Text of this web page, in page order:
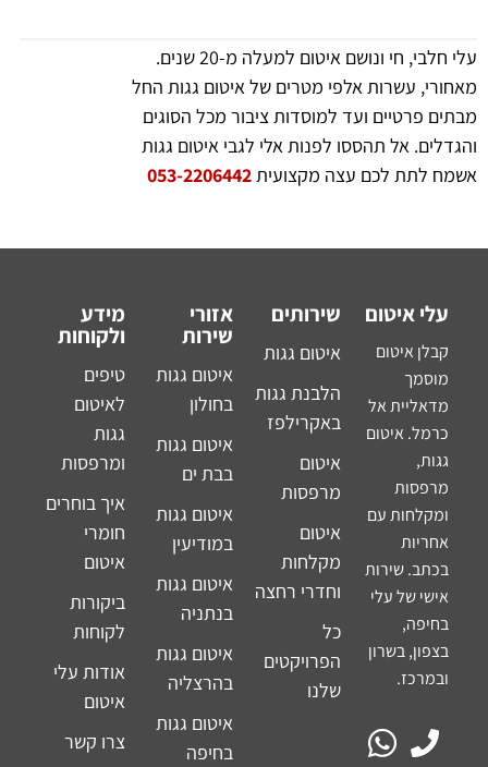
עלי חלבי, חי ונושם איטום למעלה מ-20 שנים.
מאחורי, עשרות אלפי מטרים של איטום גגות החל
מבתים פרטיים ועד למוסדות ציבור מכל הסוגים
והגדלים. אל תהססו לפנות אלי לגבי איטום גגות
אשמח לתת לכם עצה מקצועית053-2206442
עלי איטום
קבלן איטום
מוסמך
מדאליית אל
כרמל. איטום
גגות,
מרפסות
ומקלחות עם
אחריות
בכתב. שירות
אישי של עלי
בחיפה,
בצפון, בשרון
ובמרכז.
שירותים
איטום גגות
הלבנת גגות
באקרילפז
איטום
מרפסות
איטום
מקלחות
וחדרי רחצה
כל
הפרויקטים
שלנו
אזורי
שירות
איטום גגות
בחולון
איטום גגות
בבת ים
איטום גגות
במודיעין
איטום גגות
בנתניה
איטום גגות
בהרצליה
איטום גגות
בחיפה
מידע
ולקוחות
טיפים
לאיטום
גגות
ומרפסות
איך בוחרים
חומרי
איטום
ביקורות
לקוחות
אודות עלי
איטום
צרו קשר